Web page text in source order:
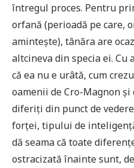
întregul proces. Pentru
orfană (perioadă pe care,
amintește), tânăra are
altcineva din specia ei. Cu
că ea nu e urâtă, cum
oamenii de Cro-Magnon
diferiți din punct de
forței, tipului de
dă seama că toate
ostracizată înainte sunt,